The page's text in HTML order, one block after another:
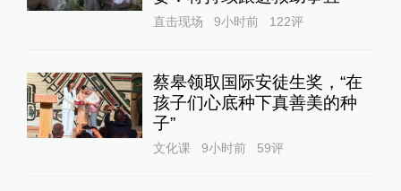
直击现场 9小时前 122评
蔡皋领取国际安徒生奖，“在
孩子们心底种下真善美的种
子”
文化课 9小时前 59评